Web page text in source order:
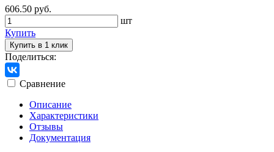
606.50 руб.
шт
Купить
Купить в 1 клик
Поделиться:
Сравнение
Описание
Характеристики
Отзывы
Документация